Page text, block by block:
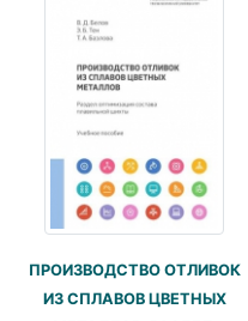
ПРОИЗВОДСТВО ОТЛИВОК
ИЗ СПЛАВОВ ЦВЕТНЫХ